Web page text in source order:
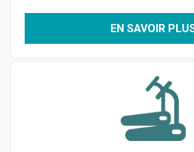
EN SAVOIR